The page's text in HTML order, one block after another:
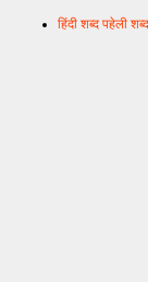
हिंदी शब्द पहेली